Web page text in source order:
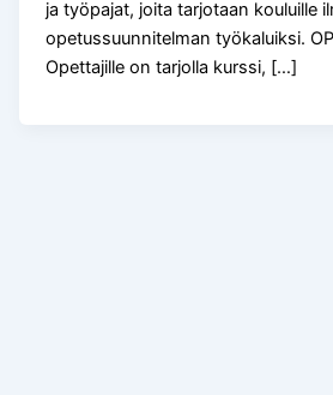
ja työpajat, joita tarjotaan kouluille
opetussuunnitelman työkaluiksi.
Opettajille on tarjolla kurssi, […]